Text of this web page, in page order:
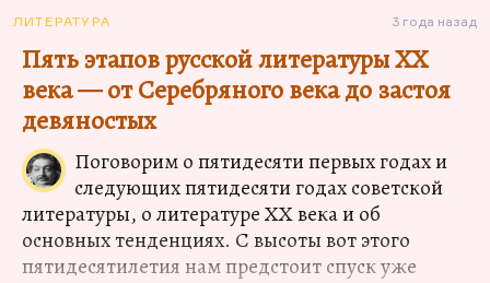
периода молчания). Ведь невозможно
представить, что «Другая жизнь», «Старик» и
«Нетерпение» написаны на протяжении одного
пятилетия.
Дело в том, что такая интенсивность
саморастраты была не только протестом против
вялой и дряблой тогдашней жизни. Нет. Я
думаю, что люди чувствовали, что им мало
осталось, и торопились реализоваться по…
ЛИТЕРАТУРА 3 года назад
Пять этапов русской литературы XX
века — от Серебряного века до застоя
девяностых
Поговорим о пятидесяти первых годах и
следующих пятидесяти годах советской
литературы, о литературе ХХ века и об
основных тенденциях. С высоты вот этого
пятидесятилетия нам предстоит спуск уже